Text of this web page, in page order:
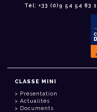
Tél: +33 (0)9 54 54 83
CLASSE MINI
Présentation
Actualités
Documents